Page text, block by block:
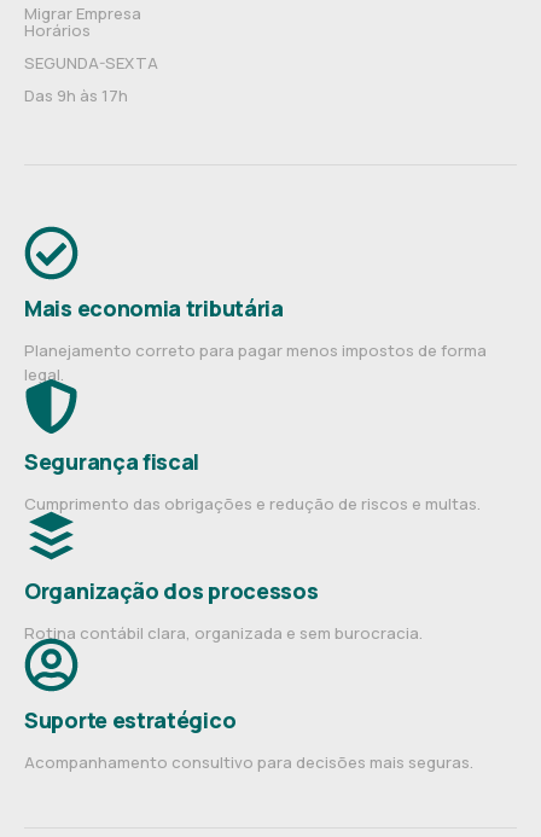
Migrar Empresa
Horários
SEGUNDA-SEXTA
Das 9h às 17h
Mais economia tributária
Planejamento correto para pagar menos impostos de forma
legal.
Segurança fiscal
Cumprimento das obrigações e redução de riscos e multas.
Organização dos processos
Rotina contábil clara, organizada e sem burocracia.
Suporte estratégico
Acompanhamento consultivo para decisões mais seguras.